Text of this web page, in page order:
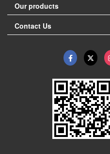
Our products
Contact Us